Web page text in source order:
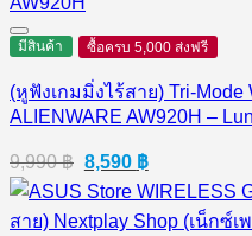
มีสินค้า ซื้อครบ 5,000 ส่งฟรี
(หูฟังเกมมิ่งไร้สาย) Tri-Mode
ALIENWARE AW920H –
9,990฿ Original
price
was:
9,990 ฿.
8,590 ฿Current
price
is:
8,590 ฿.